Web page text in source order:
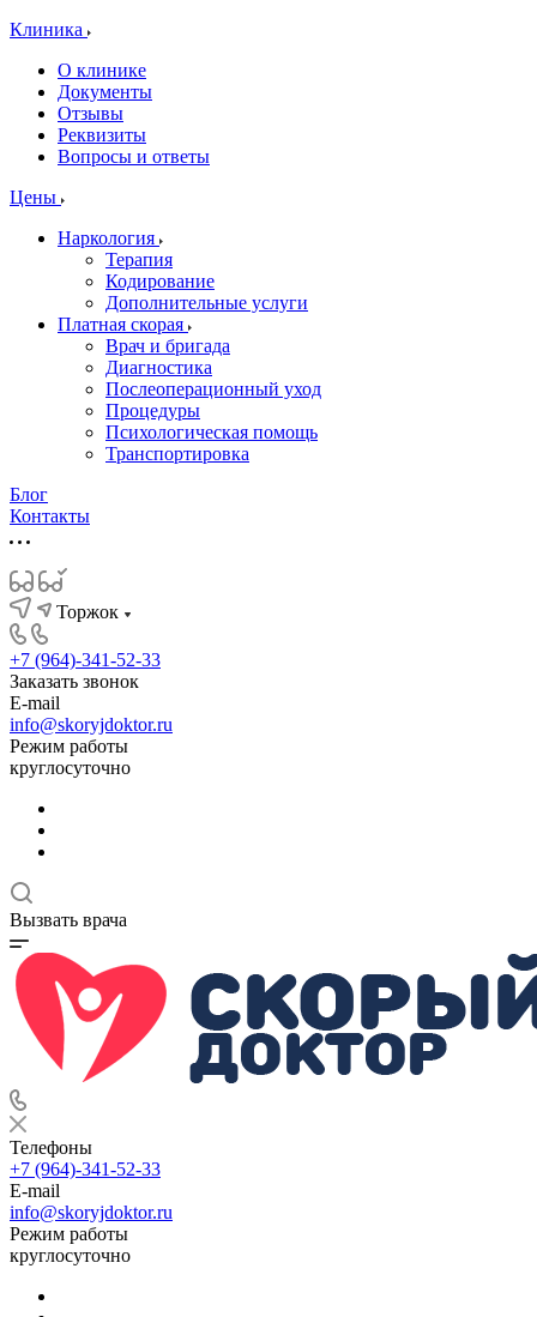
Клиника
О клинике
Документы
Отзывы
Реквизиты
Вопросы и ответы
Цены
Наркология
Терапия
Кодирование
Дополнительные услуги
Платная скорая
Врач и бригада
Диагностика
Послеоперационный уход
Процедуры
Психологическая помощь
Транспортировка
Блог
Контакты
Торжок
+7 (964)-341-52-33
Заказать звонок
E-mail
info@skoryjdoktor.ru
Режим работы
круглосуточно
Вызвать врача
Телефоны
+7 (964)-341-52-33
E-mail
info@skoryjdoktor.ru
Режим работы
круглосуточно